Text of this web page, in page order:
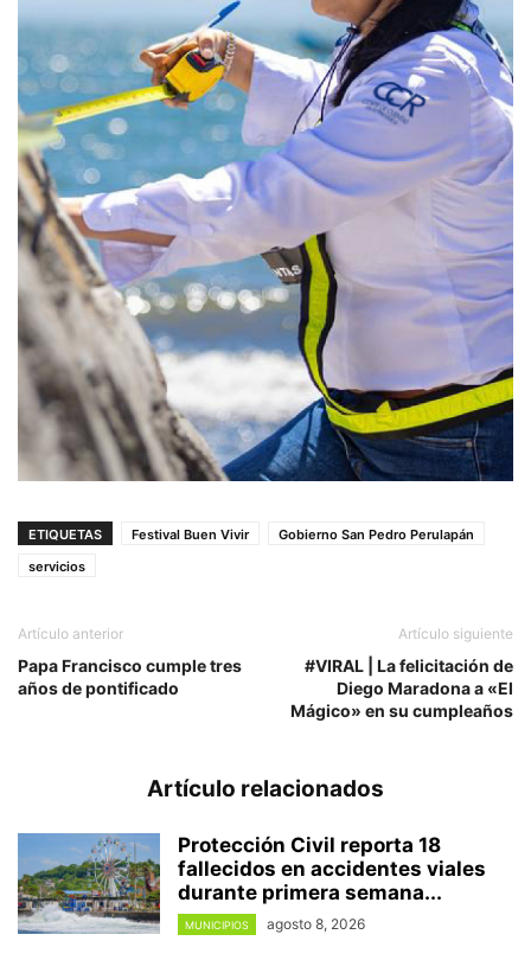
ETIQUETAS Festival Buen Vivir
Gobierno San Pedro Perulapán
servicios
Artículo anterior
Papa Francisco cumple tres
años de pontificado
Artículo siguiente
#VIRAL | La felicitación de
Diego Maradona a «El
Mágico» en su cumpleaños
Artículo relacionados
Protección Civil reporta 18
fallecidos en accidentes viales
durante primera semana...
MUNICIPIOS agosto 8, 2026